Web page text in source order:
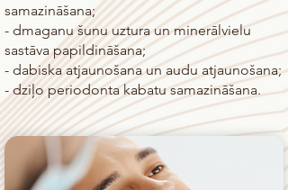
samazināšana;
- dmaganu šunu uztura un minerālvielu
sastāva papildināšana;
- dabiska atjaunošana un audu atjaunošana;
- dziļo periodonta kabatu samazināšana.